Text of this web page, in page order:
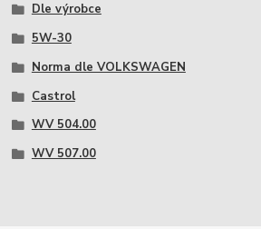
Dle výrobce
5W-30
Norma dle VOLKSWAGEN
Castrol
WV 504.00
WV 507.00